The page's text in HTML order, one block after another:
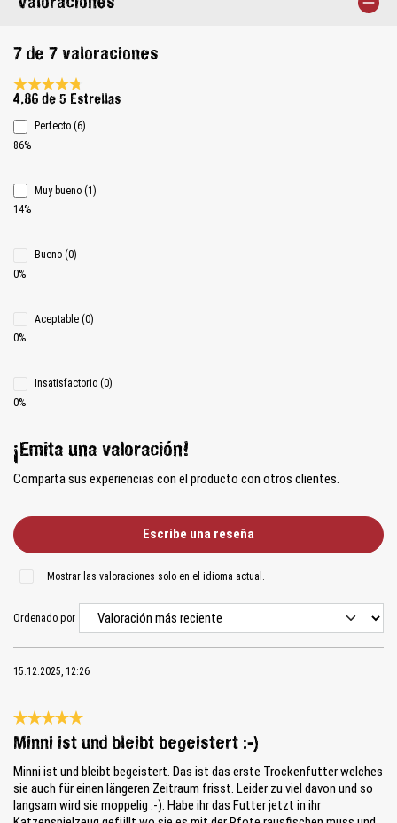
7 de 7 valoraciones
Calificación promedio de 4.8 de 5 estrellas
4.86 de 5 Estrellas
Perfecto (6)
86%
Muy bueno (1)
14%
Bueno (0)
0%
Aceptable (0)
0%
Insatisfactorio (0)
0%
¡Emita una valoración!
Comparta sus experiencias con el producto con otros clientes.
Escribe una reseña
Mostrar las valoraciones solo en el idioma actual.
Ordenado por
15.12.2025, 12:26
Reseña con calificación de 5 de 5 estrellas
Minni ist und bleibt begeistert :-)
Minni ist und bleibt begeistert. Das ist das erste Trockenfutter welches
sie auch für einen längeren Zeitraum frisst. Leider zu viel davon und so
langsam wird sie moppelig :-). Habe ihr das Futter jetzt in ihr